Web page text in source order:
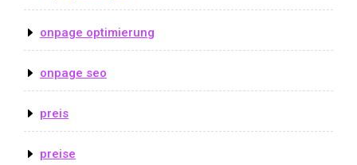
onpage optimierung
onpage seo
preis
preise